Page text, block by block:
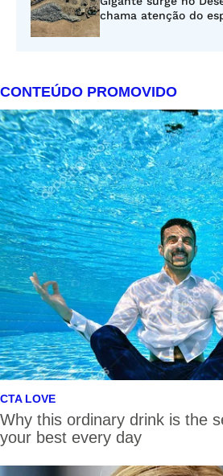
chama atenção do